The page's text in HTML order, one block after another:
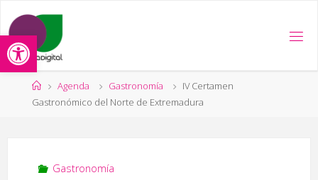
Abrir barra de herramientas
contenido
Página
de
Agenda Gastronomía
IV Certamen
Gastronómico del Norte de Extremadura
Gastronomía